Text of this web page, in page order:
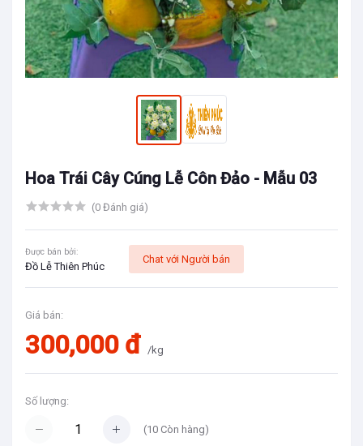
Hoa Trái Cây Cúng Lễ Côn Đảo - Mẫu 03
(0 Đánh giá)
Được bán bởi:
Đồ Lễ Thiên Phúc
Chat với Người bán
Giá bán:
300,000 đ /kg
Số lượng:
(10 Còn hàng)